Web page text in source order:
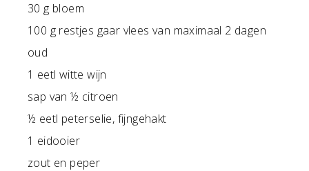
30 g bloem
100 g restjes gaar vlees van maximaal 2 dagen
oud
1 eetl witte wijn
sap van ½ citroen
½ eetl peterselie, fijngehakt
1 eidooier
zout en peper